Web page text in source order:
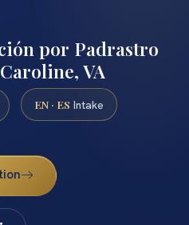
por Padrastro
VA
EN · ES Intake